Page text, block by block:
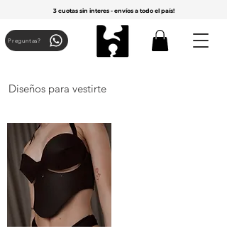
3 cuotas sin interes - envíos a todo el país!
Preguntas?
Diseños para vestirte